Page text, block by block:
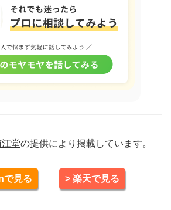
堂の提供により掲載しています。
で見る > 楽天で見る